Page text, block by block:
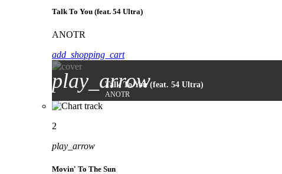
Talk To You (feat. 54 Ultra)
ANOTR
add_shopping_cart
play_arrowTalk To You (feat. 54 Ultra)
ANOTR
2
play_arrow
Movin' To The Sun